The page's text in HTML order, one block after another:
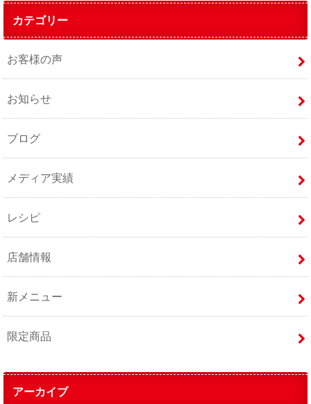
カテゴリー
お客様の声
お知らせ
ブログ
メディア実績
レシピ
店舗情報
新メニュー
限定商品
アーカイブ